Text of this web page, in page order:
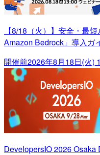
【8/18（火）】安全・最
Amazon Bedrock」導入ガ
開催前2026年8月18日(火)
DevelopersIO 2026